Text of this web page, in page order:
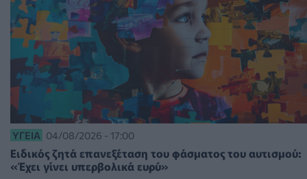
ΥΓΕΊΑ 04/08/2026 - 17:00
Ειδικός ζητά επανεξέταση του φάσματος του αυτισμού:
«Έχει γίνει υπερβολικά ευρύ»